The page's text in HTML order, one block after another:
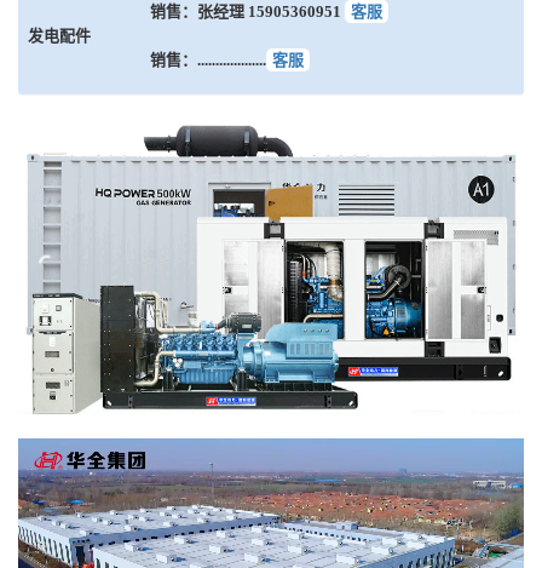
发电配件
销售：张经理 15905360951 客服
销售：................... 客服